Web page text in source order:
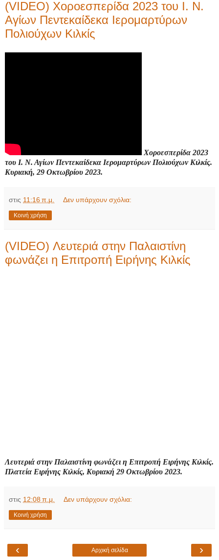
(VIDEO) Χοροεσπερίδα 2023 του Ι. Ν.
Αγίων Πεντεκαίδεκα Ιερομαρτύρων
Πολιούχων Κιλκίς
Χοροεσπερίδα 2023
του Ι. Ν. Αγίων Πεντεκαίδεκα Ιερομαρτύρων Πολιούχων Κιλκίς.
Κυριακή, 29 Οκτωβρίου 2023.
στις 11:16 π.μ. Δεν υπάρχουν σχόλια:
Κοινή χρήση
(VIDEO) Λευτεριά στην Παλαιστίνη
φωνάζει η Επιτροπή Ειρήνης Κιλκίς
Λευτεριά στην Παλαιστίνη φωνάζει η Επιτροπή Ειρήνης Κιλκίς.
Πλατεία Ειρήνης Κιλκίς, Κυριακή 29 Οκτωβρίου 2023.
στις 12:08 π.μ. Δεν υπάρχουν σχόλια:
Κοινή χρήση
‹ ›
Αρχική σελίδα